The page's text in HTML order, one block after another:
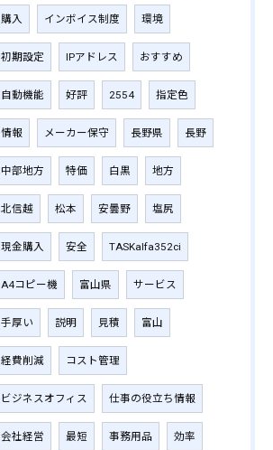
購入 インボイス制度 環境
初期設定 IPアドレス おすすめ
自動機能 好評 2554 指定色
情報 メーカー保守 長野県 長野
中部地方 特価 白黒 地方
北信越 松本 安曇野 塩尻
現金購入 安全 TASKalfa352ci
A4コピー機 富山県 サービス
手厚い 説明 見積 富山
経費削減 コスト管理
ビジネスオフィス 仕事の役立ち情報
会社経営 最短 事務用品 効率